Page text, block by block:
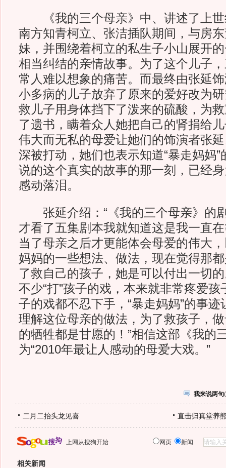
《我的三个母亲》中、讲述了上世
南方知青柯立、张洁插队期间，与房
妹，并围绕着柯立的私生子小山展开
相当纠结的亲情故事。为了这个儿子
常人难以想象的痛苦。而最终由张延
小多病的儿子放弃了原来的爱好改为
救儿子用身体挡下了泼来的硫酸，为
了遗书，瞒着众人她把自己的肾捐给
伟大而无私的母爱让她们的饰演者张
深被打动，她们也表示知道“暴走妈妈
说的这个真实的故事的那一刻，已经
感动落泪。
张延介绍：“《我的三个母亲》的
才看了五集剧本我就知道这是我一直
当了母亲之后才更能体会母爱的伟大
妈妈的一些想法、做法，现在觉得那
了救自己的孩子，她是可以付出一切
不少“打”孩子的戏，本来就非常疼爱
子的戏都不忍下手，“暴走妈妈”的事迹
理解这位母亲的做法，为了救孩子，
的牺牲都是甘愿的！”相信这部《我的
为“2010年最让人感动的母爱大戏。”
我来说两句(
二月二抬头龙见喜 直击归真堂养
上网从搜狗开始 网页 新闻
相关新闻